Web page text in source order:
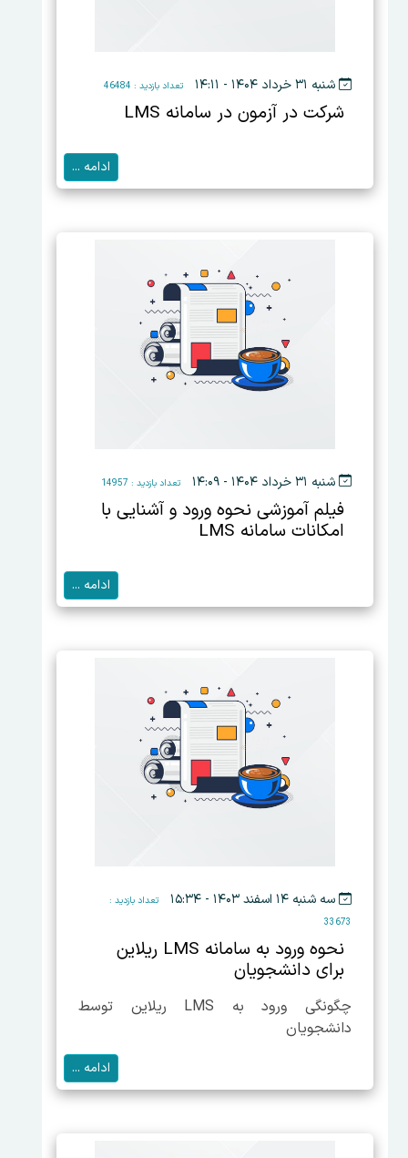
شنبه ۳۱ خرداد ۱۴۰۴ - ۱۴:۱۱ تعداد بازدید : 46484
شرکت در آزمون در سامانه LMS
ادامه ...
شنبه ۳۱ خرداد ۱۴۰۴ - ۱۴:۰۹ تعداد بازدید : 14957
فیلم آموزشی نحوه ورود و آشنایی با
امکانات سامانه LMS
ادامه ...
سه شنبه ۱۴ اسفند ۱۴۰۳ - ۱۵:۳۴
تعداد بازدید :
33673
نحوه ورود به سامانه LMS ریلاین
برای دانشجویان
چگونگی ورود به LMS ریلاین توسط
دانشجویان
ادامه ...